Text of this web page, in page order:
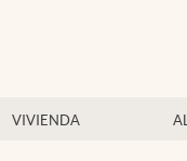
VIVIENDA